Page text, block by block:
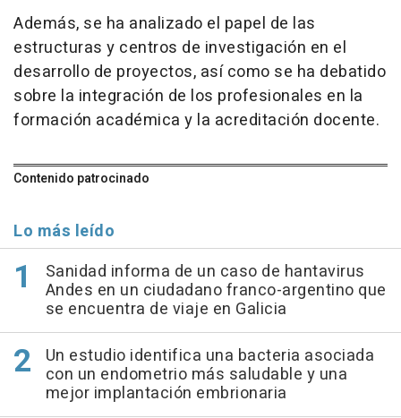
Además, se ha analizado el papel de las
estructuras y centros de investigación en el
desarrollo de proyectos, así como se ha debatido
sobre la integración de los profesionales en la
formación académica y la acreditación docente.
Contenido patrocinado
Lo más leído
Sanidad informa de un caso de hantavirus
Andes en un ciudadano franco-argentino que
se encuentra de viaje en Galicia
Un estudio identifica una bacteria asociada
con un endometrio más saludable y una
mejor implantación embrionaria